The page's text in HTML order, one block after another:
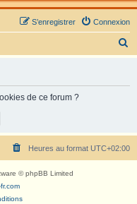
Connexion
S’enregistrer
h
de ce forum ?
Heures au format UTC+02:00
© phpBB Limited